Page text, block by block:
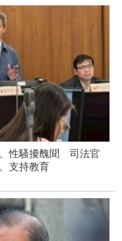
性騷擾醜聞 司法官
支持教育